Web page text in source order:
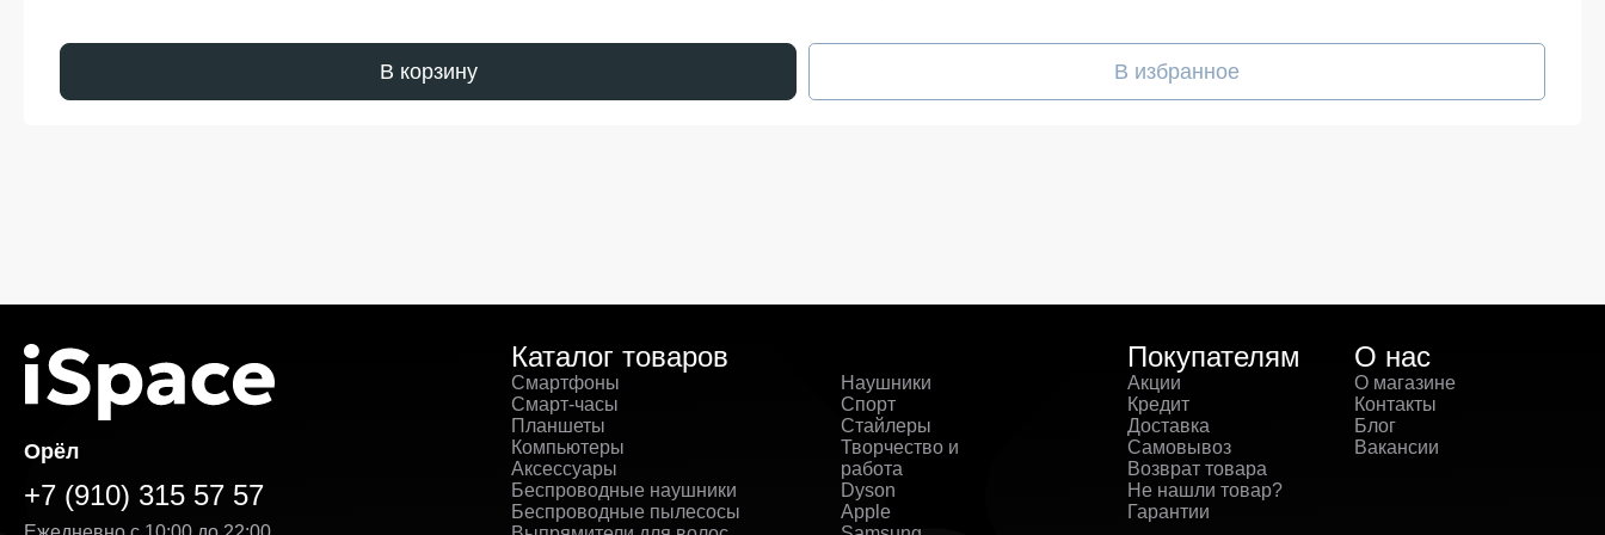
В корзину В избранное
Орёл
+7 (910) 315 57 57
Каталог товаров
Смартфоны
Смарт-часы
Планшеты
Компьютеры
Аксессуары
Беспроводные наушники
Беспроводные пылесосы
Наушники
Спорт
Стайлеры
Творчество и
работа
Dyson
Apple
Покупателям
Акции
Кредит
Доставка
Самовывоз
Возврат товара
Не нашли товар?
Гарантии
О нас
О магазине
Контакты
Блог
Вакансии